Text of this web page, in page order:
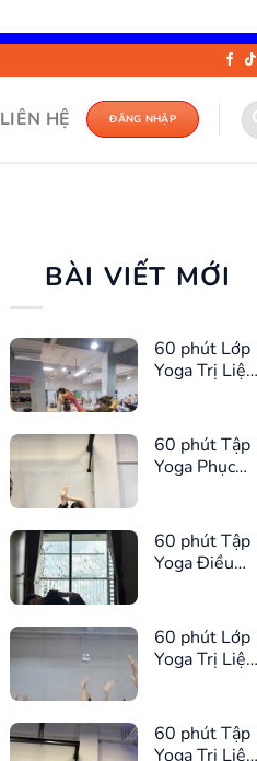
LIÊN HỆ ĐĂNG NHẬP
BÀI VIẾT MỚI
60 phút Lớp
Yoga Trị Liệu
60 phút Tập
Yoga Phục
60 phút Tập
Yoga Điều
60 phút Lớp
Yoga Trị Liệu
60 phút Tập
Yoga Trị Liệu